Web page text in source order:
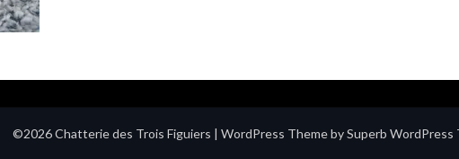
©2026 Chatterie des Trois Figuiers | WordPress Theme bySuperb WordPress